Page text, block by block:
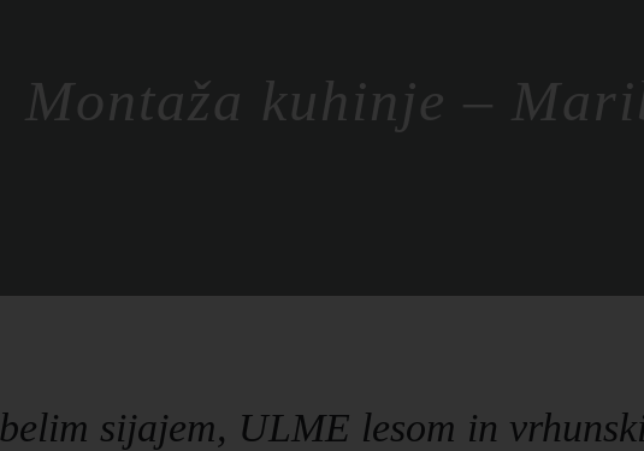
Montaža kuhinje –
sijajem, ULME lesom in